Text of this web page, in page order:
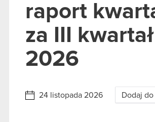
raport
za III kwartał
2026
24 listopada 2026 Dodaj